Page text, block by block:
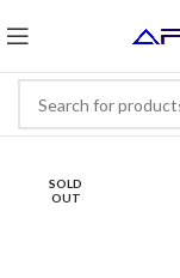
SOLD
OUT